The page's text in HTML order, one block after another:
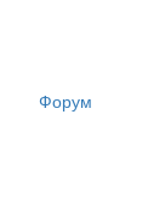
Форум